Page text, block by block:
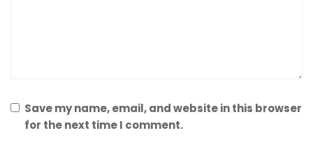
Save my name, email, and website in this browser
for the next time I comment.